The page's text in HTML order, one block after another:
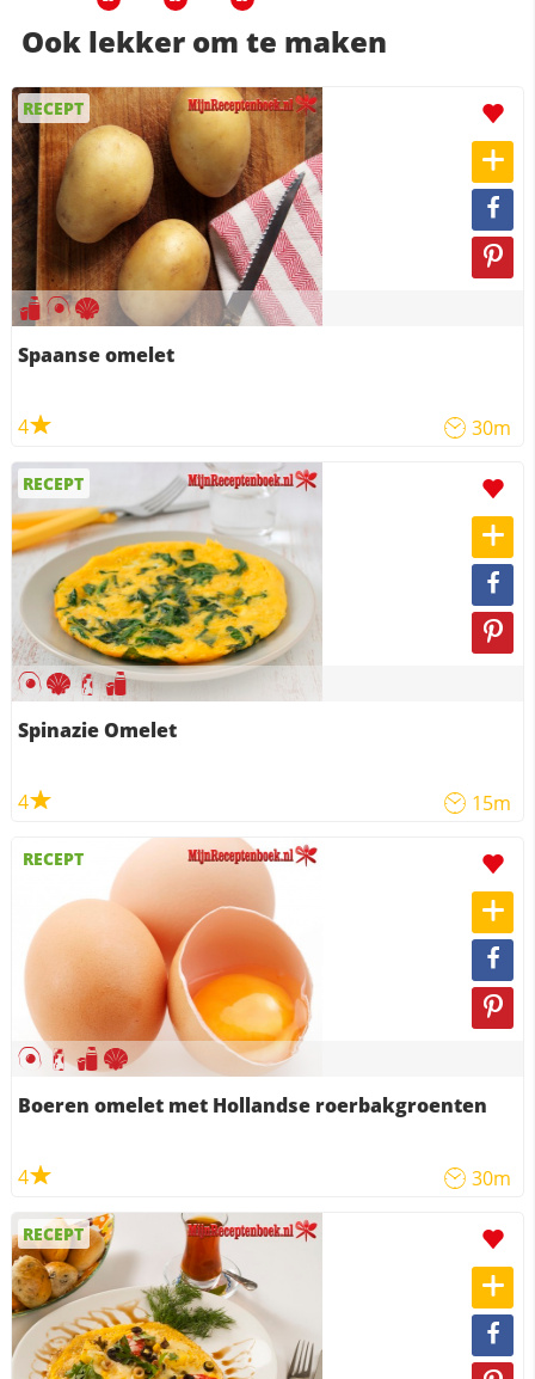
Ook lekker om te maken
RECEPT
Spaanse omelet
4 30m
RECEPT
Spinazie Omelet
4 15m
RECEPT
Boeren omelet met Hollandse roerbakgroenten
4 30m
RECEPT